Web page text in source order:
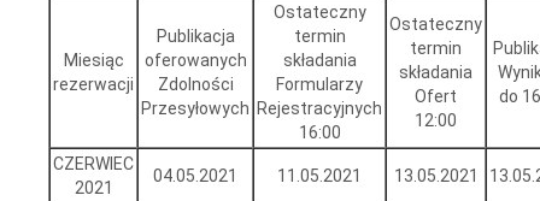
Miesiąc
rezerwacji
Publikacja
oferowanych
Zdolności
Przesyłowych
Ostateczny
termin
składania
Formularzy
Rejestracyjnych
16:00
Ostateczny
termin
składania
Ofert
12:00
do
CZERWIEC
2021
04.05.2021 11.05.2021 13.05.2021